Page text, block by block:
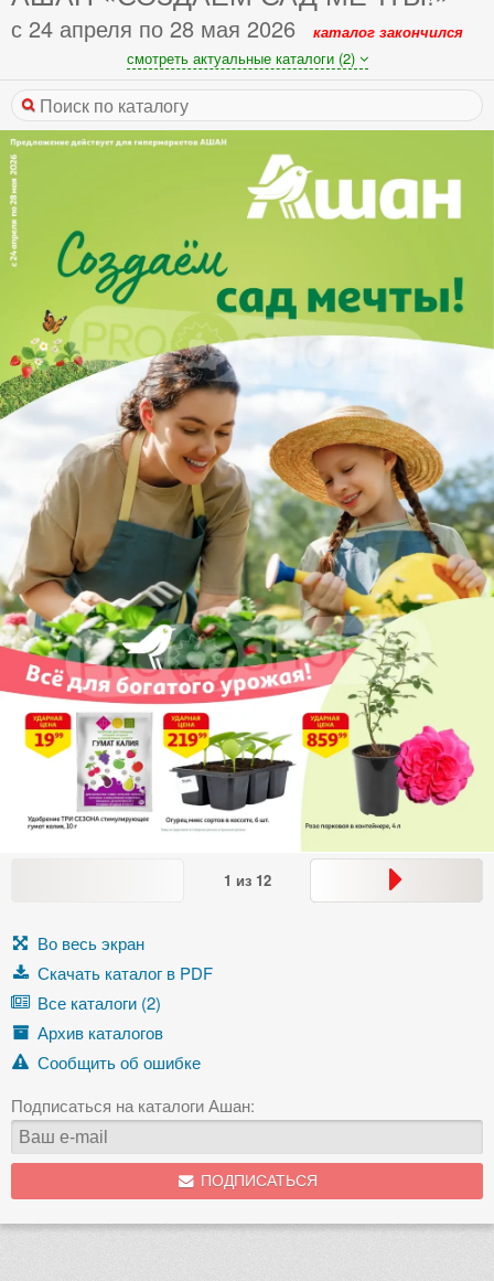
с 24 апреля по 28 мая 2026
каталог закончился
смотреть актуальные каталоги (2)
1 из 12
Во весь экран
Скачать каталог в PDF
Все каталоги (2)
Архив каталогов
Сообщить об ошибке
Подписаться на каталоги Ашан:
ПОДПИСАТЬСЯ